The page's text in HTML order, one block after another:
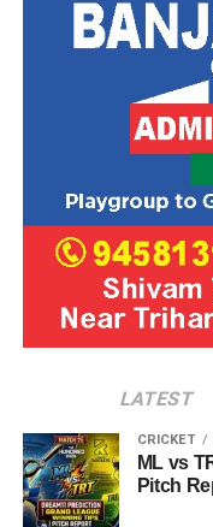
LATEST
CRICKET
ML vs
Pitch